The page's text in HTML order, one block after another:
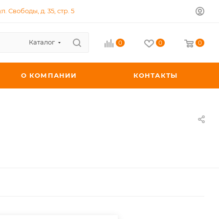
Свободы, д. 35, стр. 5
Каталог 0 0 0
О КОМПАНИИ КОНТАКТЫ